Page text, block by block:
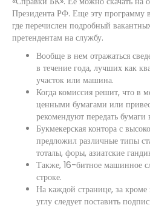
Президента РФ. Еще эту программу
где перечислен подробный
претендентам на службу.
Вообще в нем отражаться
в течение года, лучших как
участок или машина.
Когда комиссия решит, что в
ценными бумагами или
рекомендуют передать бумаги
Букмекерская контора с
предложил различные типы
тоталы, форы, азиатские
Также, 16-битное машинное
строке.
На каждой странице, за
углу следует поставить